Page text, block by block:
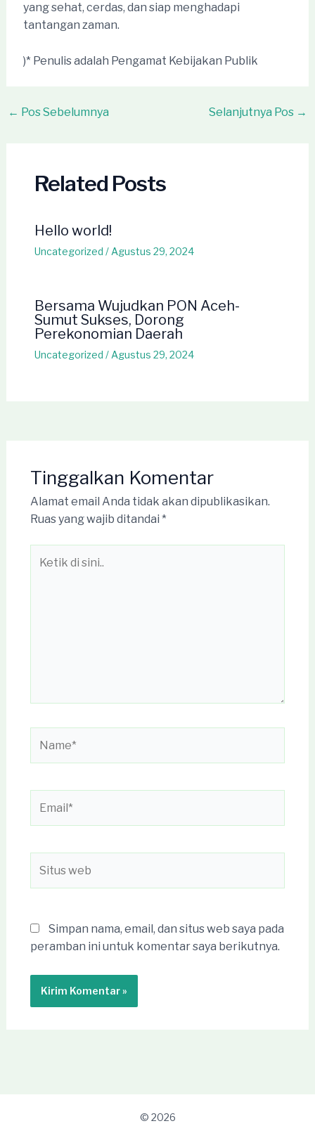
yang sehat, cerdas, dan siap menghadapi
tantangan zaman.
)* Penulis adalah Pengamat Kebijakan Publik
Post
← Pos Sebelumnya Selanjutnya Pos →
Related Posts
Hello world!
Uncategorized / Agustus 29, 2024
Bersama Wujudkan PON Aceh-
Sumut Sukses, Dorong
Perekonomian Daerah
Uncategorized / Agustus 29, 2024
Tinggalkan Komentar
Alamat email Anda tidak akan dipublikasikan.
Ruas yang wajib ditandai *
web
Simpan nama, email, dan situs web saya pada
peramban ini untuk komentar saya berikutnya.
© 2026